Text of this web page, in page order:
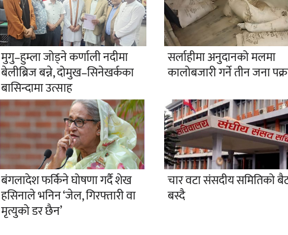
मुगु–हुम्ला जोड्ने कर्णाली नदीमा
बेलीब्रिज बन्ने, दोमुख–सिनेखर्कका
बासिन्दामा उत्साह
सर्लाहीमा अनुदानको मलमा
कालोबजारी गर्ने तीन जना
बंगलादेश फर्किने घोषणा गर्दै शेख
हसिनाले भनिन ‘जेल, गिरफ्तारी वा
मृत्युको डर छैन’
चार वटा संसदीय समितिको
बस्दै